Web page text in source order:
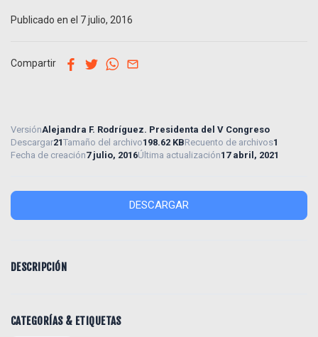
Publicado en el 7 julio, 2016
Compartir facebook
twitterwhatsapp
VersiónAlejandra F. Rodríguez. Presidenta del V Congreso
Descargar21Tamaño del archivo198.62 KBRecuento de archivos1
Fecha de creación7 julio, 2016Última actualización17 abril, 2021
DESCARGAR
DESCRIPCIÓN
CATEGORÍAS & ETIQUETAS